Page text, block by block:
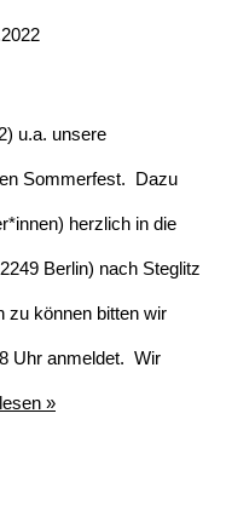
u.a. unsere
Sommerfest. Dazu
herzlich in die
Berlin) nach Steglitz
zu können bitten wir
Uhr anmeldet. Wir
»